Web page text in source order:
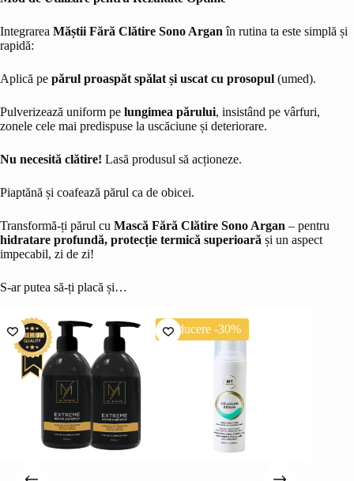
Integrarea Măștii Fără Clătire Sono Arganîn rutina ta este simplă și
rapidă:
Aplică pe părul proaspăt spălat și uscat cu prosopul (umed).
Pulverizează uniform pe lungimea părului, insistând pe vârfuri,
zonele cele mai predispuse la uscăciune și deteriorare.
Nu necesită clătire! Lasă produsul să acționeze.
Piaptănă și coafează părul ca de obicei.
Transformă-ți părul cu Mască Fără Clătire Sono Argan – pentru
hidratare profundă, protecție termică superioară și un aspect
impecabil, zi de zi!
S-ar putea să-ți placă și…
Reducere -30%